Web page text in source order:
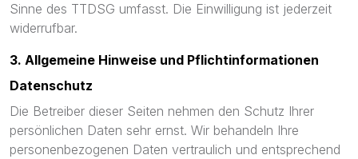
Sinne des TTDSG umfasst. Die Einwilligung ist jederzeit
widerrufbar.
3. Allgemeine Hinweise und Pflicht­informationen
Datenschutz
Die Betreiber dieser Seiten nehmen den Schutz Ihrer
persönlichen Daten sehr ernst. Wir behandeln Ihre
personenbezogenen Daten vertraulich und entsprechend